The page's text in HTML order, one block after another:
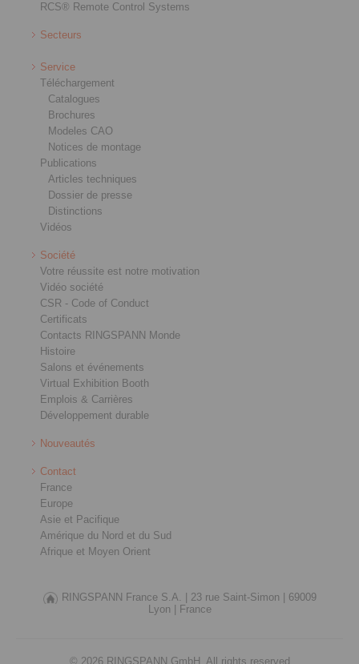
RCS® Remote Control Systems
Secteurs
Service
Téléchargement
Catalogues
Brochures
Modeles CAO
Notices de montage
Publications
Articles techniques
Dossier de presse
Distinctions
Vidéos
Société
Votre réussite est notre motivation
Vidéo société
CSR - Code of Conduct
Certificats
Contacts RINGSPANN Monde
Histoire
Salons et événements
Virtual Exhibition Booth
Emplois & Carrières
Développement durable
Nouveautés
Contact
France
Europe
Asie et Pacifique
Amérique du Nord et du Sud
Afrique et Moyen Orient
RINGSPANN France S.A. | 23 rue Saint-Simon |
69009
Lyon |
France
© 2026 RINGSPANN GmbH. All rights reserved